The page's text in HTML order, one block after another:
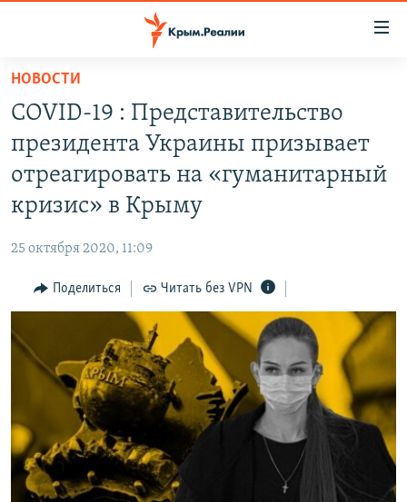
Вернуться
основному
содержанию
Вернутся
главной
Вернутся
поиску
КАРТА ВОЕННЫХ ОБЪЕКТОВ КРЫМА
ВОДА
ИНТЕРАКТИВ
ИНФОГРАФИКА
ТЕЛЕПРОЕКТ КРЫМ.РЕАЛИИ
СОВЕТЫ ПРАВОЗАЩИТНИКОВ
ПРОПАВШИЕ БЕЗ ВЕСТИ
ПОБЕДИТЕЛЕЙ НЕ СУДЯТ?
КРЫМ.НЕПОКОРЕННЫЙ
ELIFBE
РАДІО СВОБОДА
КАК ОБОЙТИ БЛОКИРОВКУ
Українською
Qırımtatar
ПРИСОЕДИНЯЙТЕСЬ!
НОВОСТИ
COVID-19 : Представительство
президента Украины призывает
отреагировать на «гуманитарный
кризис» в Крыму
25 октября 2020, 11:09
Поделиться Читать без VPN